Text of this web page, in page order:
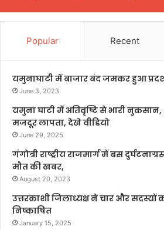
Popular Recent
यमुनाघाटी में बाजार बंद जमकर हुआ
June 3, 2023
यमुना घाटी में अतिवृष्टि से भारी
मजदूर लापता, देखे वीडियो
June 29, 2025
गंगोत्री राष्ट्रीय राजमार्ग में बस
मौत की खबर,
August 20, 2023
उत्तरकाशी जिलाध्यक्ष ने चार और
निष्काषित
January 15, 2025